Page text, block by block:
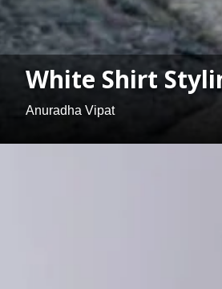
White Shirt Styling
Anuradha Vipat